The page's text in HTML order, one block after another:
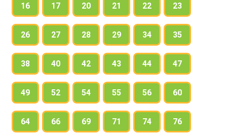
16 17 20 21 22 23
26 27 28 29 34 35
38 40 42 43 44 47
49 52 54 55 56 60
64 66 69 71 74 76